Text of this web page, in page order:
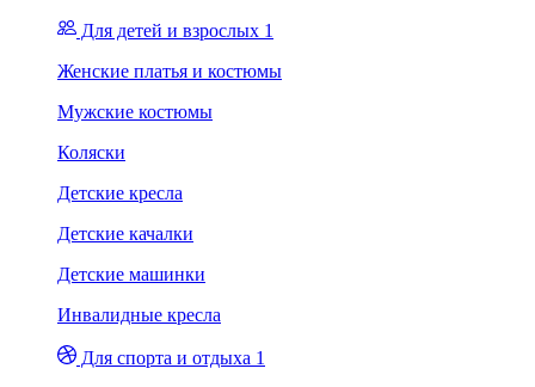
Для детей и взрослых 1
Женские платья и костюмы
Мужские костюмы
Коляски
Детские кресла
Детские качалки
Детские машинки
Инвалидные кресла
Для спорта и отдыха 1